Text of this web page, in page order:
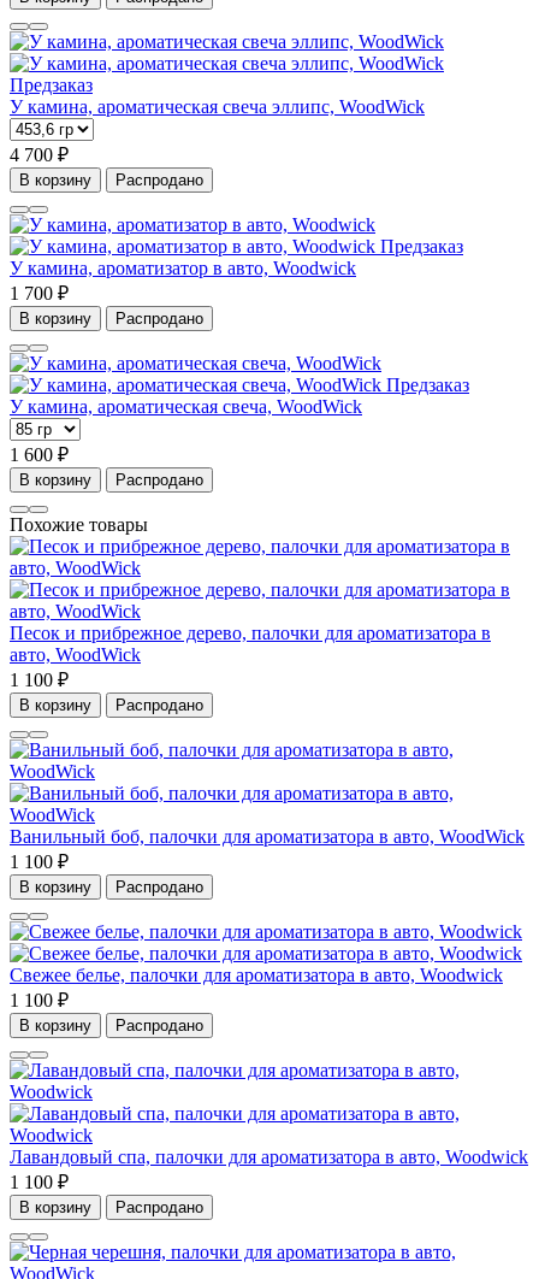
Предзаказ
У камина, ароматическая свеча эллипс, WoodWick
4 700 ₽
В корзину Распродано
Предзаказ
У камина, ароматизатор в авто, Woodwick
1 700 ₽
В корзину Распродано
Предзаказ
У камина, ароматическая свеча, WoodWick
1 600 ₽
В корзину Распродано
Похожие товары
Песок и прибрежное дерево, палочки для ароматизатора в
авто, WoodWick
1 100 ₽
В корзину Распродано
Ванильный боб, палочки для ароматизатора в авто, WoodWick
1 100 ₽
В корзину Распродано
Свежее белье, палочки для ароматизатора в авто, Woodwick
1 100 ₽
В корзину Распродано
Лавандовый спа, палочки для ароматизатора в авто, Woodwick
1 100 ₽
В корзину Распродано